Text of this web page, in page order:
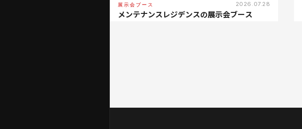
展示会ブース 2026.07.28
メンテナンスレジデンスの展示会ブース